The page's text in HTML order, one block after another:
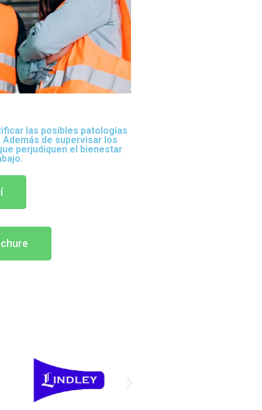
las posibles patologías
de supervisar los
perjudiquen el bienestar